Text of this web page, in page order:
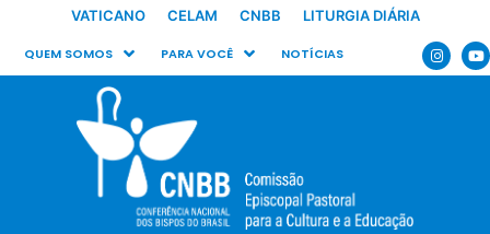
VATICANO CELAM CNBB LITURGIA DIÁRIA
QUEM SOMOS PARA VOCÊ NOTÍCIAS